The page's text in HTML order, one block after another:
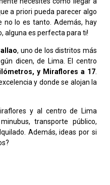
a priori pueda parecer algo
no lo es tanto. Además, hay
alguna es perfecta para ti!
, uno de los distritos más
dicen, de Lima. El centro
, y Miraflores a 17
y donde se alojan la
y al centro de Lima
transporte público,
Además, ideas por si